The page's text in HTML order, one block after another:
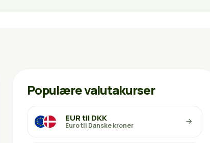
Populære valutakurser
EUR til DKK
Euro til Danske kroner